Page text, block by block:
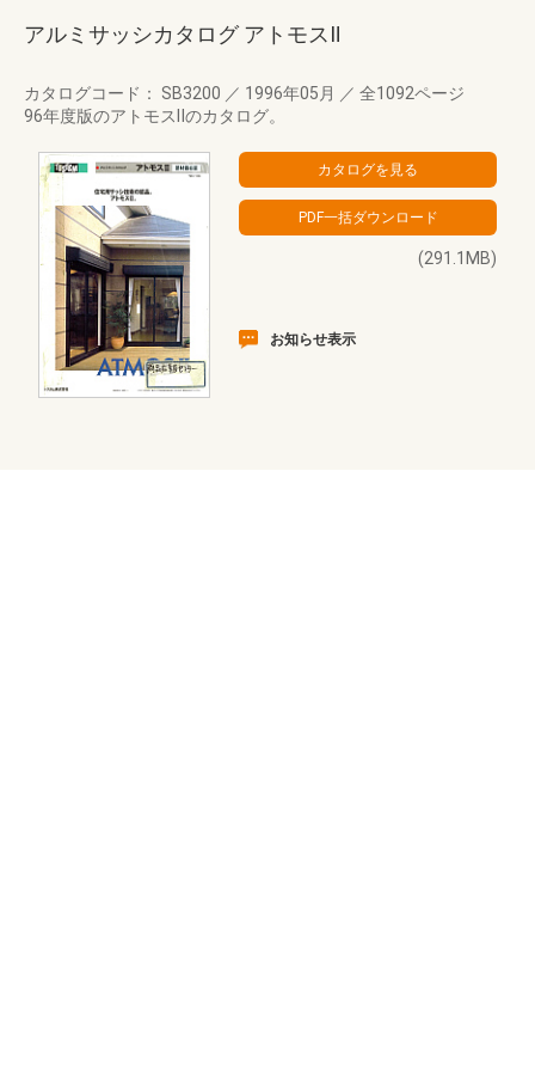
アルミサッシカタログ アトモスⅡ
カタログコード： SB3200 ／ 1996年05月 ／ 全1092ページ
96年度版のアトモスⅡのカタログ。
(291.1MB)
お知らせ表示